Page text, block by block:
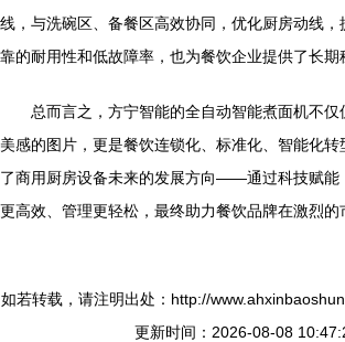
线，与洗碗区、备餐区高效协同，优化厨房动线
靠的耐用性和低故障率，也为餐饮企业提供了长期
总而言之，方宁智能的全自动智能煮面机不
美感的图片，更是餐饮连锁化、标准化、智能化
了商用厨房设备未来的发展方向——通过科技赋能
更高效、管理更轻松，最终助力餐饮品牌在激烈的
如若转载，请注明出处：http://
更新时间：2026-08-08